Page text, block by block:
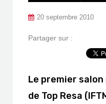
20 septembre 2010
Partager sur :
Le premier
de Top Resa